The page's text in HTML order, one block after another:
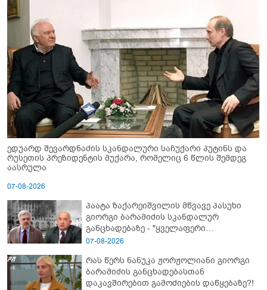
ედუარდ შევარდნაძის სკანდალური საჩუქარი პუტინს და
რუსეთის პრეზიდენტის მუქარა, რომელიც 6 წლის შემდეგ
აასრულა
07-08-2026
პაატა ზაქარეიშვილის მწვავე პასუხი
გიორგი ბარამიძის სკანდალურ
განცხადებაზე - "ყველაფერი
დეტალურად ვიცი... კამანში მოკლული
ბარამიძე კი ტყუის"
07-08-2026
რას წერს ნანუკა ჟორჟოლიანი გიორგი
ბარამიძის განცხადებასთან
დაკავშირებით გამოძიების დაწყებაზე?!